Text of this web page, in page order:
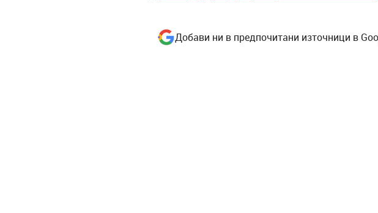
Добави ни в предпочитани източници в